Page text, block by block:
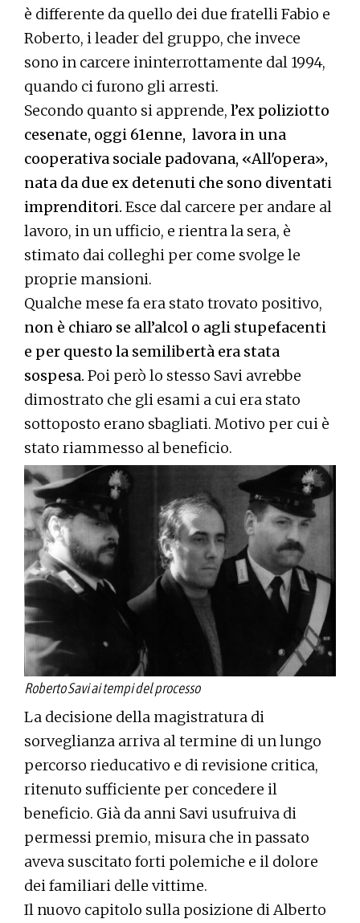
è differente da quello dei due fratelli Fabio e
Roberto, i leader del gruppo, che invece
sono in carcere ininterrottamente dal 1994,
quando ci furono gli arresti.
Secondo quanto si apprende, l’ex poliziotto
cesenate, oggi 61enne, lavora in una
cooperativa sociale padovana, «All'opera»,
nata da due ex detenuti che sono diventati
imprenditori. Esce dal carcere per andare al
lavoro, in un ufficio, e rientra la sera, è
stimato dai colleghi per come svolge le
proprie mansioni.
Qualche mese fa era stato trovato positivo,
non è chiaro se all’alcol o agli stupefacenti
e per questo la semilibertà era stata
sospesa. Poi però lo stesso Savi avrebbe
dimostrato che gli esami a cui era stato
sottoposto erano sbagliati. Motivo per cui è
stato riammesso al beneficio.
Roberto Savi ai tempi del processo
La decisione della magistratura di
sorveglianza arriva al termine di un lungo
percorso rieducativo e di revisione critica,
ritenuto sufficiente per concedere il
beneficio. Già da anni Savi usufruiva di
permessi premio, misura che in passato
aveva suscitato forti polemiche e il dolore
dei familiari delle vittime.
Il nuovo capitolo sulla posizione di Alberto